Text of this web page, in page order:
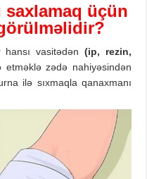
saxlamaq üçün
vasitədən (ip, rezin,
etməklə zədə nahiyəsindən
ilə sıxmaqla qanaxmanı